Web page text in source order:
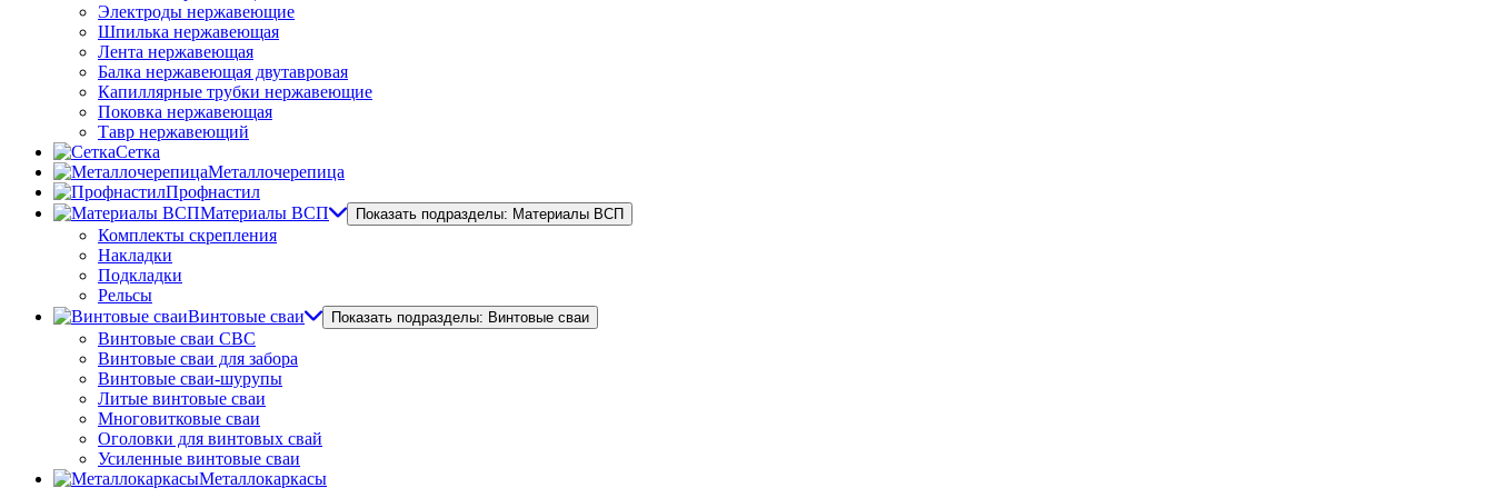
Электроды нержавеющие
Шпилька нержавеющая
Лента нержавеющая
Балка нержавеющая двутавровая
Капиллярные трубки нержавеющие
Поковка нержавеющая
Тавр нержавеющий
Сетка
Металлочерепица
Профнастил
Материалы ВСП
Показать подразделы: Материалы ВСП
Комплекты скрепления
Накладки
Подкладки
Рельсы
Винтовые сваи
Показать подразделы: Винтовые сваи
Винтовые сваи СВС
Винтовые сваи для забора
Винтовые сваи-шурупы
Литые винтовые сваи
Многовитковые сваи
Оголовки для винтовых свай
Усиленные винтовые сваи
Металлокаркасы